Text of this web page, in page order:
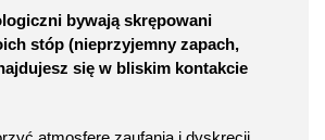
bywają skrępowani
stóp (nieprzyjemny zapach,
się w bliskim kontakcie